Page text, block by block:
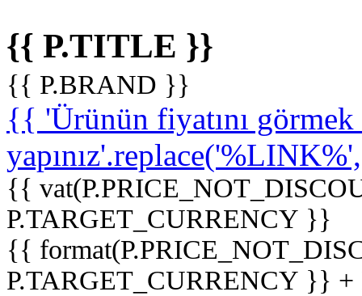
{{ P.TITLE }}
{{ P.BRAND }}
{{ 'Ürünün fiyatını
{{
P.TARGET_CURRENCY }}
{{
P.TARGET_CURRENCY }}